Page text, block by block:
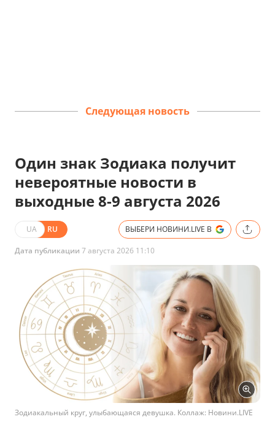
Следующая новость
Один знак Зодиака получит
невероятные новости в
выходные 8-9 августа 2026
UA RU ВЫБЕРИ НОВИНИ.LIVE В
Дата публикации 7 августа 2026 11:10
Зодиакальный круг, улыбающаяся девушка. Коллаж: Новини.LIVE